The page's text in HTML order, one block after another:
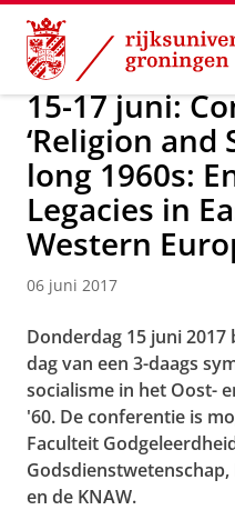
Skip
Content
Skip
Navigation
Faculteit Religie, Cultuur en
15-17 juni:
‘Religion
long 1960s:
Legacies in
Western
06 juni 2017
Donderdag 15 juni
dag van een 3-daags
socialisme in het Oost-
'60. De conferentie is
Faculteit
en de KNAW.